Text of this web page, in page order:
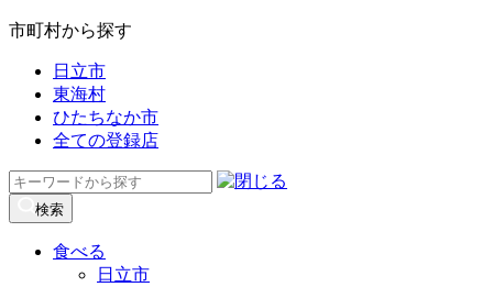
市町村から探す
日立市
東海村
ひたちなか市
全ての登録店
検
索:
検索
食べる
日立市